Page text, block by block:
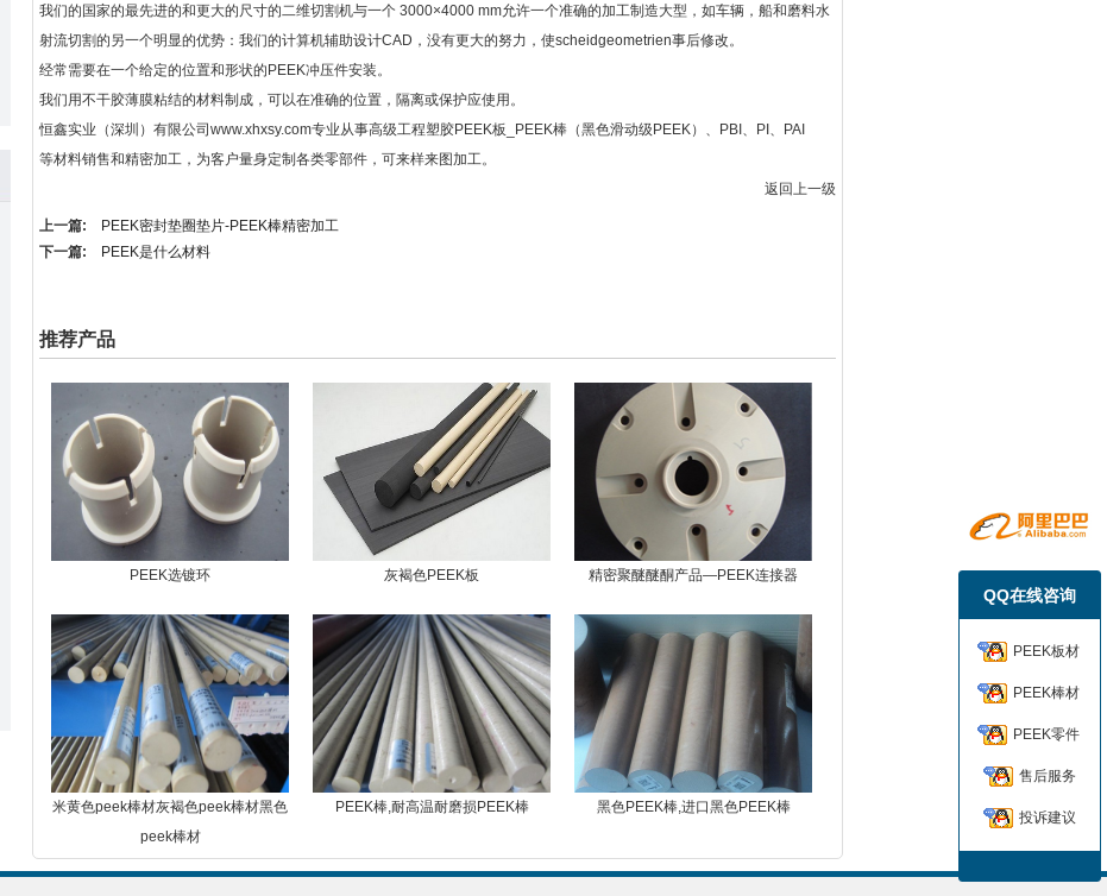
我们的国家的最先进的和更大的尺寸的二维切割机与一个 3000×4000 mm允许一个准确的加工制造大型，如车辆，船和磨料水
射流切割的另一个明显的优势：我们的计算机辅助设计CAD，没有更大的努力，使scheidgeometrien事后修改。
经常需要在一个给定的位置和形状的PEEK冲压件安装。
我们用不干胶薄膜粘结的材料制成，可以在准确的位置，隔离或保护应使用。
恒鑫实业（深圳）有限公司www.xhxsy.com专业从事高级工程塑胶PEEK板_PEEK棒（黑色滑动级PEEK）、PBI、PI、PAI
等材料销售和精密加工，为客户量身定制各类零部件，可来样来图加工。
返回上一级
上一篇:
PEEK密封垫圈垫片-PEEK棒精密加工
下一篇:
PEEK是什么材料
推荐产品
PEEK选镀环 灰褐色PEEK板 精密聚醚醚酮产品—PEEK连接器
米黄色peek棒材灰褐色peek棒材黑色
peek棒材
PEEK棒,耐高温耐磨损PEEK棒 黑色PEEK棒,进口黑色PEEK棒
QQ在线咨询
PEEK板材
PEEK棒材
PEEK零件
售后服务
投诉建议